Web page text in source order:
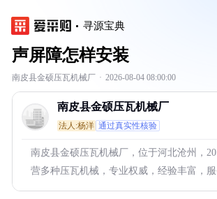
寻源宝典
声屏障怎样安装
南皮县金硕压瓦机械厂 · 2026-08-04 08:00:00
南皮县金硕压瓦机械厂
法人:杨洋 通过真实性核验
南皮县金硕压瓦机械厂，位于河北沧州，
营多种压瓦机械，专业权威，经验丰富，服